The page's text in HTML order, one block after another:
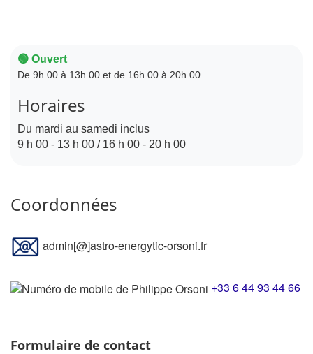
🟢 Ouvert
De 9h 00 à 13h 00 et de 16h 00 à 20h 00
Horaires
Du mardi au samedi inclus
9 h 00 - 13 h 00 / 16 h 00 - 20 h 00
Coordonnées
admin[@]astro-energytic-orsoni.fr
+33 6 44 93 44 66
Formulaire de contact